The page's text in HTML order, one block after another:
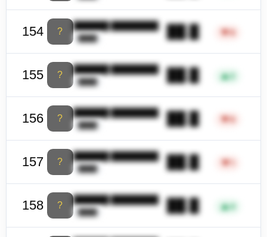
154 ?
██████ ████████
████ ██.█ ▼8
155 ?
██████ ████████
████ ██.█ ▲2
156 ?
██████ ████████
████ ██.█ ▼6
157 ?
██████ ████████
████ ██.█ ▼
158 ?
██████ ████████
████ ██.█ ▲4